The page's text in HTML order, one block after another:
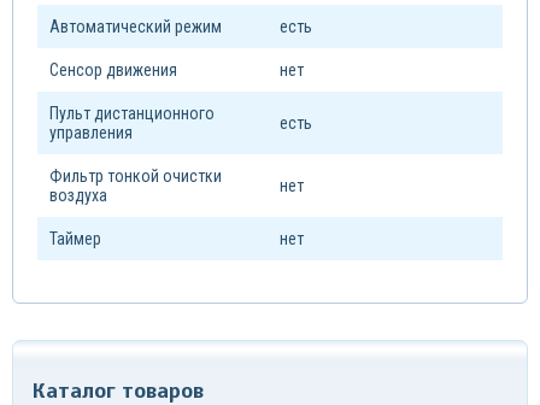
Автоматический режим есть
Сенсор движения нет
Пульт дистанционного
управления
есть
Фильтр тонкой очистки
воздуха
нет
Таймер нет
Каталог товаров